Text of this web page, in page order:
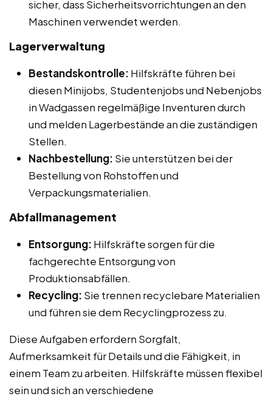
sicher, dass Sicherheitsvorrichtungen an den
Maschinen verwendet werden.
Lagerverwaltung
Bestandskontrolle: Hilfskräfte führen bei
diesen Minijobs, Studentenjobs und Nebenjobs
in Wadgassen regelmäßige Inventuren durch
und melden Lagerbestände an die zuständigen
Stellen.
Nachbestellung: Sie unterstützen bei der
Bestellung von Rohstoffen und
Verpackungsmaterialien.
Abfallmanagement
Entsorgung: Hilfskräfte sorgen für die
fachgerechte Entsorgung von
Produktionsabfällen.
Recycling: Sie trennen recyclebare Materialien
und führen sie dem Recyclingprozess zu.
Diese Aufgaben erfordern Sorgfalt,
Aufmerksamkeit für Details und die Fähigkeit, in
einem Team zu arbeiten. Hilfskräfte müssen flexibel
sein und sich an verschiedene